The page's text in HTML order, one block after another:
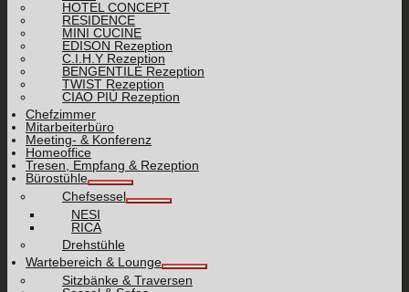
HOTEL CONCEPT
RESIDENCE
MINI CUCINE
EDISON Rezeption
C.I.H.Y Rezeption
BENGENTILE Rezeption
TWIST Rezeption
CIAO PIÙ Rezeption
Chefzimmer
Mitarbeiterbüro
Meeting- & Konferenz
Homeoffice
Tresen, Empfang & Rezeption
Bürostühle
Chefsessel
NESI
RICA
Drehstühle
Wartebereich & Lounge
Sitzbänke & Traversen